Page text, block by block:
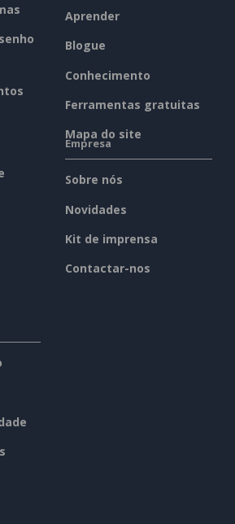
Aprender
Blogue
Conhecimento
Ferramentas gratuitas
Mapa do site
Empresa
Sobre nós
Novidades
Kit de imprensa
Contactar-nos